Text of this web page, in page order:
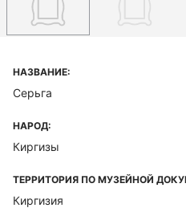
НАЗВАНИЕ:
Серьга
НАРОД:
Киргизы
ТЕРРИТОРИЯ ПО МУЗЕЙНОЙ
Киргизия